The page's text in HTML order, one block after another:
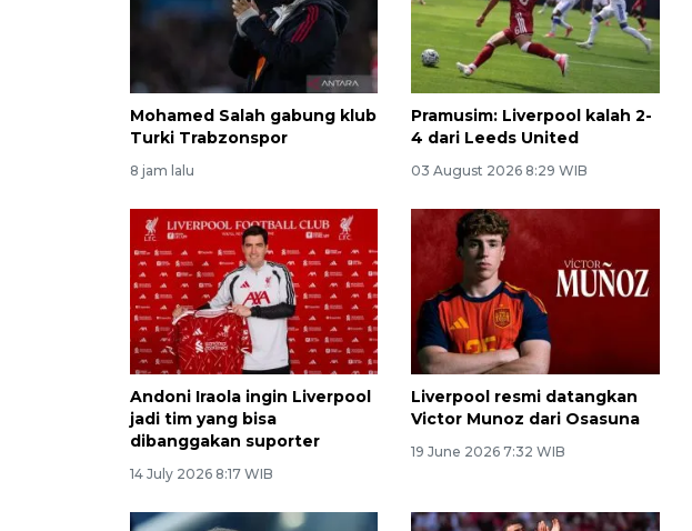
Mohamed Salah gabung klub
Turki Trabzonspor
8 jam lalu
Pramusim: Liverpool kalah 2-
4 dari Leeds United
03 August 2026 8:29 WIB
Andoni Iraola ingin Liverpool
jadi tim yang bisa
dibanggakan suporter
14 July 2026 8:17 WIB
Liverpool resmi datangkan
Victor Munoz dari Osasuna
19 June 2026 7:32 WIB